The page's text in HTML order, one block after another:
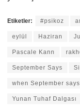
Etiketler: #psikoz
eylül Haziran
Pascale Kann
September Says
when September says
Yunan Tuhaf Dalgası